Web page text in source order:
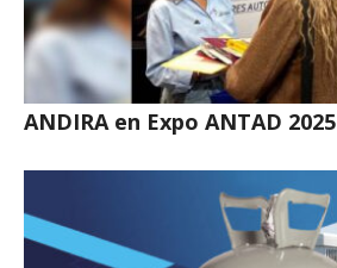
ANDIRA en Expo ANTAD 2025